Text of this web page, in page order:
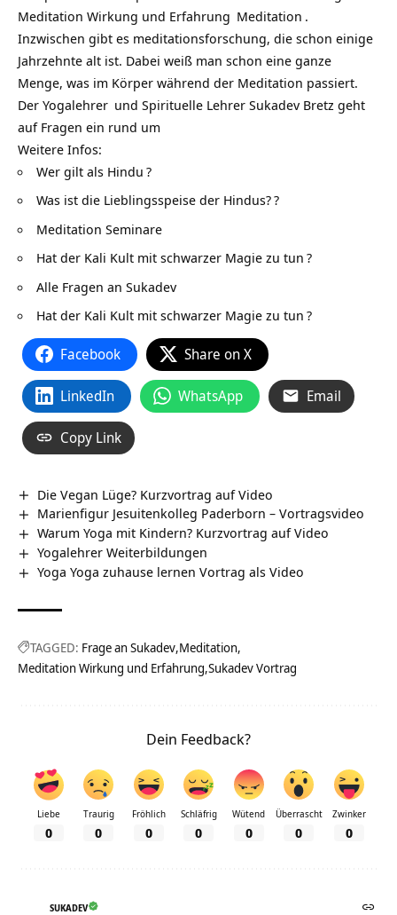
Meditation Wirkung und Erfahrung Meditation .
Inzwischen gibt es meditationsforschung, die schon einige
Jahrzehnte alt ist. Dabei weiß man schon eine ganze
Menge, was im Körper während der Meditation passiert.
Der Yogalehrer und Spirituelle Lehrer Sukadev Bretz geht
auf Fragen ein rund um
Weitere Infos:
Wer gilt als Hindu ?
Was ist die Lieblingsspeise der Hindus??
Meditation Seminare
Hat der Kali Kult mit schwarzer Magie zu tun ?
Alle Fragen an Sukadev
Hat der Kali Kult mit schwarzer Magie zu tun ?
Facebook Share on X
LinkedIn WhatsApp Email
Copy Link
Die Vegan Lüge? Kurzvortrag auf Video
Marienfigur Jesuitenkolleg Paderborn‏‎ – Vortragsvideo
Warum Yoga mit Kindern? Kurzvortrag auf Video
Yogalehrer Weiterbildungen
Yoga Yoga zuhause lernen Vortrag als Video
TAGGED: Frage an Sukadev Meditation
Meditation Wirkung und Erfahrung Sukadev Vortrag
Dein Feedback?
Liebe
0
Traurig
0
Fröhlich
0
Schläfrig
0
Wütend
0
Überrascht
0
Zwinker
0
SUKADEV